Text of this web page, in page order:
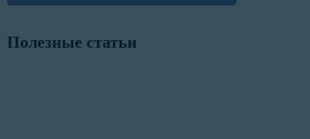
Полезные статьи